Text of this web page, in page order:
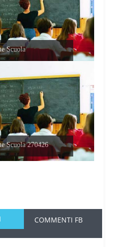
Scuola
Scuola 270426
COMMENTI FB